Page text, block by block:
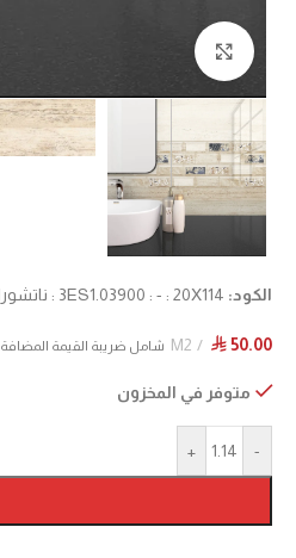
الكود: 3ES1.03900 : - : 20X114 : ناتشورال :
⃁ 50.00
M2 شامل ضريبة القيمة المضافة
متوفر في المخزون
-
+